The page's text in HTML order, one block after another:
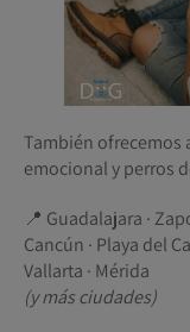
También ofrecemos
emocional y perros
📍 Guadalajara ·
Cancún · Playa del
Vallarta · Mérida
(y más ciudades)